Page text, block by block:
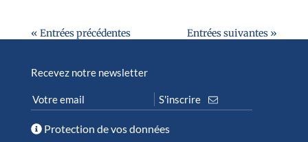
« Entrées précédentes Entrées suivantes »
Recevez notre newsletter
Protection de vos données